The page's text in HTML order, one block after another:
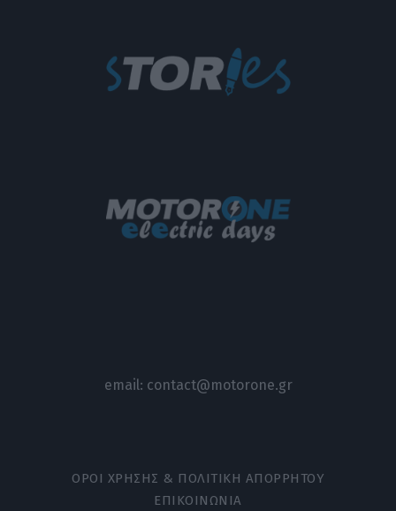
email: contact@motorone.gr
ΟΡΟΙ ΧΡΗΣΗΣ & ΠΟΛΙΤΙΚΗ ΑΠΟΡΡΗΤΟΥ
ΕΠΙΚΟΙΝΩΝΙΑ